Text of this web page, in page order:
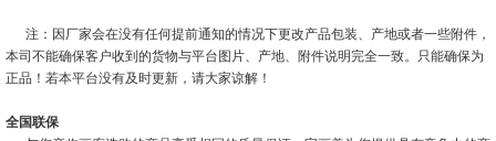
注：因厂家会在没有任何提前通知的情况下更改产品包装、产地或者一些附件，
本司不能确保客户收到的货物与平台图片、产地、附件说明完全一致。只能确保为
正品！若本平台没有及时更新，请大家谅解！
全国联保